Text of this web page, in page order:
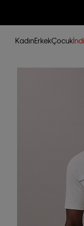
KadınErkekÇocuk